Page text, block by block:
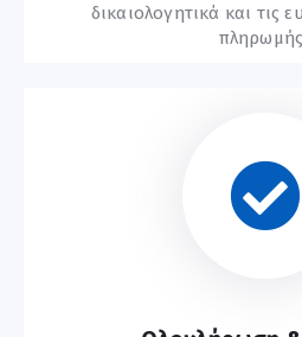
δικαιολογητικά και τις